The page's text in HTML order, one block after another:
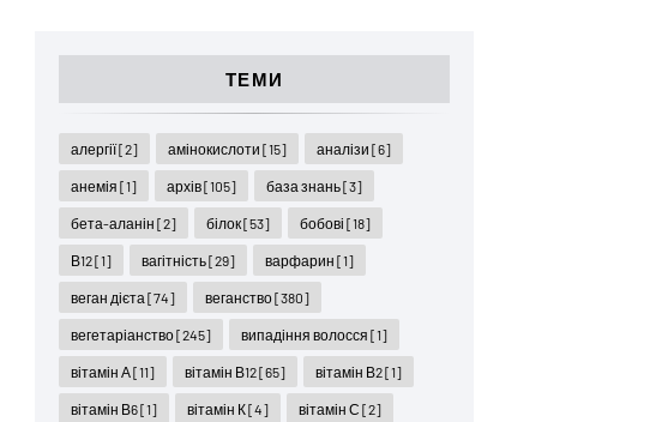
ТЕМИ
алергії[2] амінокислоти[15] аналізи[6]
анемія[1] архів[105] база знань[3]
бета-аланін[2] білок[53] бобові[18]
В12[1] вагітність[29] варфарин[1]
веган дієта[74] веганство[380]
вегетаріанство[245] випадіння волосся[1]
вітамін А[11] вітамін В12[65] вітамін В2[1]
вітамін В6[1] вітамін К[4] вітамін С[2]